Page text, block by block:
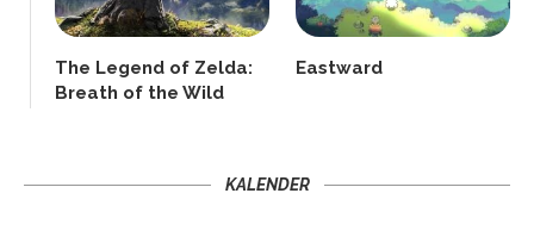
The Legend of Zelda:
Breath of the Wild
Eastward
KALENDER